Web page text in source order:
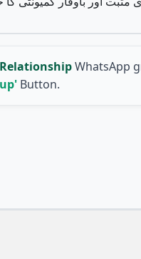
WhatsApp
Button.